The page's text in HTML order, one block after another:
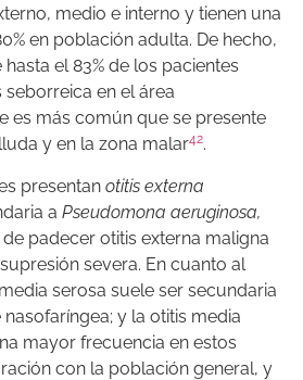
medio e interno y tienen una
en población adulta. De hecho,
el 83% de los pacientes
en el área
es más común que se presente
y en la zona malar42.
presentan otitis externa
a Pseudomona aeruginosa,
padecer otitis externa maligna
severa. En cuanto al
serosa suele ser secundaria
y la otitis media
mayor frecuencia en estos
con la población general, y